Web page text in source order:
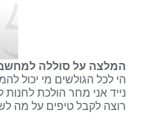
המלצה על סוללה למחשב
הי לכל הגולשים מי יכול
נייד אני מחר הולכת לחנות
רוצה לקבל טיפים על מה